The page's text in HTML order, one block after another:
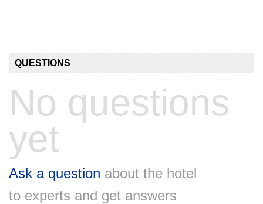
QUESTIONS
No questions
yet
Ask a question about the hotel
to experts and get answers